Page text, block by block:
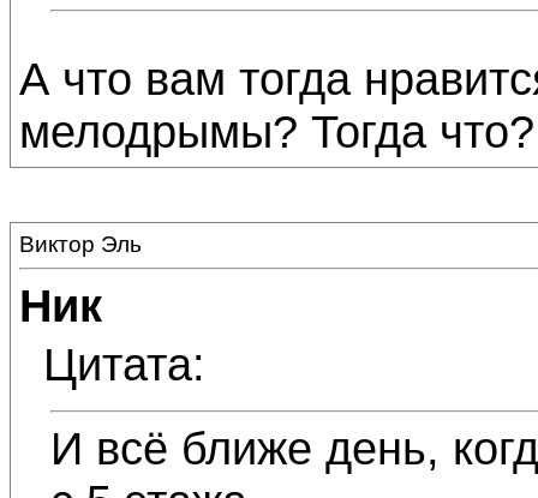
А что вам тогда
мелодрымы? Тогда
Виктор Эль
Ник
Цитата:
И всё ближе день,